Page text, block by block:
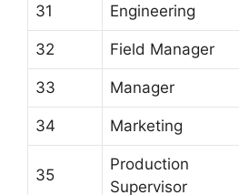
31 Engineering
32 Field Manager
33 Manager
34 Marketing
35
Production
Supervisor